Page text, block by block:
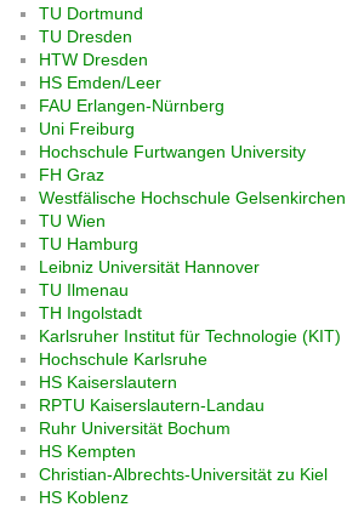
TU Dortmund
TU Dresden
HTW Dresden
HS Emden/Leer
FAU Erlangen-Nürnberg
Uni Freiburg
Hochschule Furtwangen University
FH Graz
Westfälische Hochschule Gelsenkirchen
TU Wien
TU Hamburg
Leibniz Universität Hannover
TU Ilmenau
TH Ingolstadt
Karlsruher Institut für Technologie (KIT)
Hochschule Karlsruhe
HS Kaiserslautern
RPTU Kaiserslautern-Landau
Ruhr Universität Bochum
HS Kempten
Christian-Albrechts-Universität zu Kiel
HS Koblenz